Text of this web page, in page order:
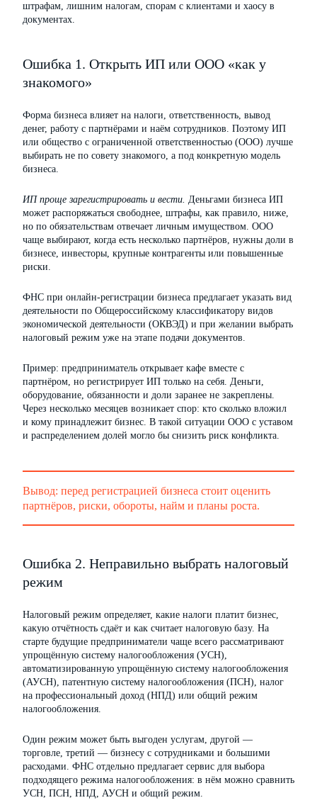
штрафам, лишним налогам, спорам с клиентами и хаосу в
документах.
Ошибка 1. Открыть ИП или ООО «как у
знакомого»
Форма бизнеса влияет на налоги, ответственность, вывод
денег, работу с партнёрами и наём сотрудников. Поэтому ИП
или общество с ограниченной ответственностью (ООО) лучше
выбирать не по совету знакомого, а под конкретную модель
бизнеса.
ИП проще зарегистрировать и вести. Деньгами бизнеса ИП
может распоряжаться свободнее, штрафы, как правило, ниже,
но по обязательствам отвечает личным имуществом. ООО
чаще выбирают, когда есть несколько партнёров, нужны доли в
бизнесе, инвесторы, крупные контрагенты или повышенные
риски.
ФНС при онлайн-регистрации бизнеса предлагает указать вид
деятельности по Общероссийскому классификатору видов
экономической деятельности (ОКВЭД) и при желании выбрать
налоговый режим уже на этапе подачи документов.
Пример: предприниматель открывает кафе вместе с
партнёром, но регистрирует ИП только на себя. Деньги,
оборудование, обязанности и доли заранее не закреплены.
Через несколько месяцев возникает спор: кто сколько вложил
и кому принадлежит бизнес. В такой ситуации ООО с уставом
и распределением долей могло бы снизить риск конфликта.
Вывод: перед регистрацией бизнеса стоит оценить
партнёров, риски, обороты, найм и планы роста.
Ошибка 2. Неправильно выбрать налоговый
режим
Налоговый режим определяет, какие налоги платит бизнес,
какую отчётность сдаёт и как считает налоговую базу. На
старте будущие предприниматели чаще всего рассматривают
упрощённую систему налогообложения (УСН),
автоматизированную упрощённую систему налогообложения
(АУСН), патентную систему налогообложения (ПСН), налог
на профессиональный доход (НПД) или общий режим
налогообложения.
Один режим может быть выгоден услугам, другой —
торговле, третий — бизнесу с сотрудниками и большими
расходами. ФНС отдельно предлагает сервис для выбора
подходящего режима налогообложения: в нём можно сравнить
УСН, ПСН, НПД, АУСН и общий режим.